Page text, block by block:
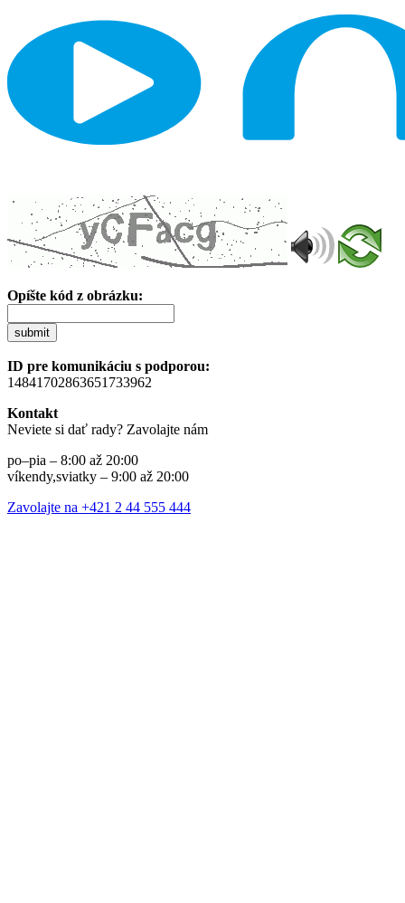
Opíšte kód z obrázku:
submit
ID pre komunikáciu s podporou:
14841702863651733962
Kontakt
Neviete si dať rady? Zavolajte nám
po–pia – 8:00 až 20:00
víkendy,sviatky – 9:00 až 20:00
Zavolajte na +421 2 44 555 444